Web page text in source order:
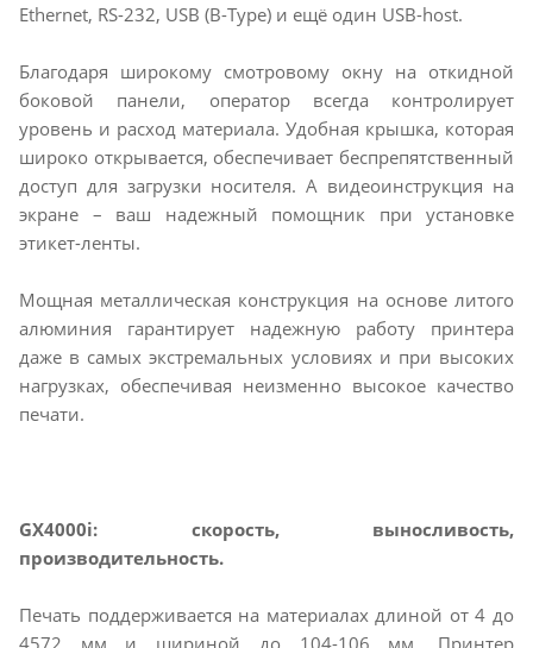
Ethernet, RS-232, USB (B-Type) и ещё один USB-host.
Благодаря широкому смотровому окну на откидной
боковой панели, оператор всегда контролирует
уровень и расход материала. Удобная крышка, которая
широко открывается, обеспечивает беспрепятственный
доступ для загрузки носителя. А видеоинструкция на
экране – ваш надежный помощник при установке
этикет-ленты.
Мощная металлическая конструкция на основе литого
алюминия гарантирует надежную работу принтера
даже в самых экстремальных условиях и при высоких
нагрузках, обеспечивая неизменно высокое качество
печати.
GX4000i: скорость, выносливость,
производительность.
Печать поддерживается на материалах длиной от 4 до